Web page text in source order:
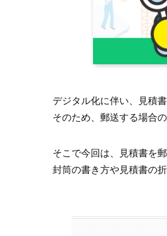
デジタル化に伴い、見積
そのため、郵送する場合
そこで今回は、見積書を
封筒の書き方や見積書の